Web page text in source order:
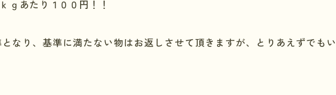
ｇあたり１００円！！
なり、基準に満たない物はお返しさせて頂きますが、とりあえずでもい